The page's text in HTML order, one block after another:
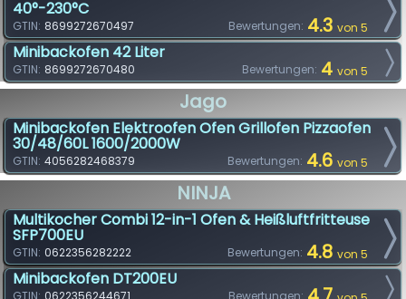
40°-230°C
Bewertungen: 4.3 von 5
GTIN: 8699272670497
Minibackofen 42 Liter
Bewertungen: 4 von 5
GTIN: 8699272670480
Jago
Minibackofen Elektroofen Ofen Grillofen Pizzaofen
30/48/60L 1600/2000W
Bewertungen: 4.6 von 5
GTIN: 4056282468379
NINJA
Multikocher Combi 12-in-1 Ofen & Heißluftfritteuse
SFP700EU
Bewertungen: 4.8 von 5
GTIN: 0622356282222
Minibackofen DT200EU
Bewertungen:
GTIN: 0622356244671